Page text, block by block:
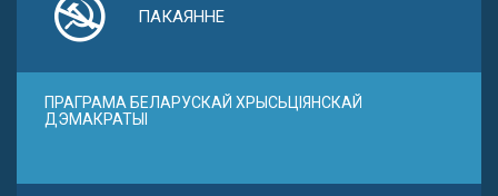
ПАКАЯННЕ
ПРАГРАМА БЕЛАРУСКАЙ ХРЫСЬЦІЯНСКАЙ
ДЭМАКРАТЫІ